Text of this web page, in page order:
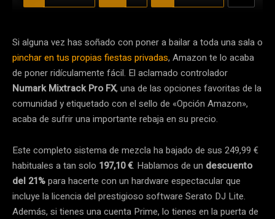
Si alguna vez has soñado con poner a bailar a toda una sala o
pinchar en tus propias fiestas privadas, Amazon te lo acaba
de poner ridículamente fácil. El aclamado controlador
Numark Mixtrack Pro FX, una de las opciones favoritas de la
comunidad y etiquetado con el sello de «Opción Amazon»,
acaba de sufrir una importante rebaja en su precio.
Este completo sistema de mezcla ha bajado de sus 249,99 €
habituales a tan solo 197,10 €. Hablamos de un descuento
del 21%para hacerte con un hardware espectacular que
incluye la licencia del prestigioso software Serato DJ Lite.
Además, si tienes una cuenta Prime, lo tienes en la puerta de